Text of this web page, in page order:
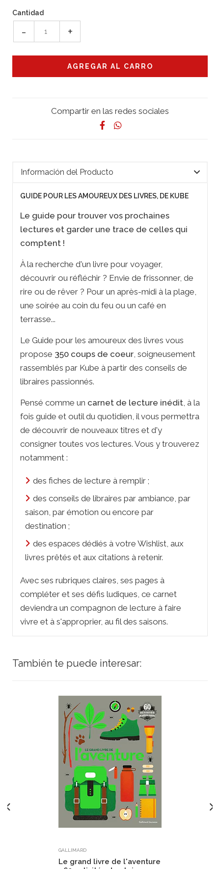
Cantidad
- +
Compartir en las redes sociales
Información del Producto
GUIDE POUR LES AMOUREUX DES LIVRES, DE KUBE
Le guide pour trouver vos prochaines
lectures et garder une trace de celles qui
comptent !
À la recherche d'un livre pour voyager,
découvrir ou réfléchir ? Envie de frissonner, de
rire ou de rêver ? Pour un après-midi à la plage,
une soirée au coin du feu ou un café en
terrasse...
Le Guide pour les amoureux des livres vous
propose 350 coups de coeur , soigneusement
rassemblés par Kube à partir des conseils de
libraires passionnés.
Pensé comme un carnet de lecture inédit , à la
fois guide et outil du quotidien, il vous permettra
de découvrir de nouveaux titres et d'y
consigner toutes vos lectures. Vous y trouverez
notamment :
des fiches de lecture à remplir ;
des conseils de libraires par ambiance, par
saison, par émotion ou encore par
destination ;
des espaces dédiés à votre Wishlist, aux
livres prêtés et aux citations à retenir.
Avec ses rubriques claires, ses pages à
compléter et ses défis ludiques, ce carnet
deviendra un compagnon de lecture à faire
vivre et à s'approprier, au fil des saisons.
También te puede interesar:
GALLIMARD
Le grand livre de l'aventure